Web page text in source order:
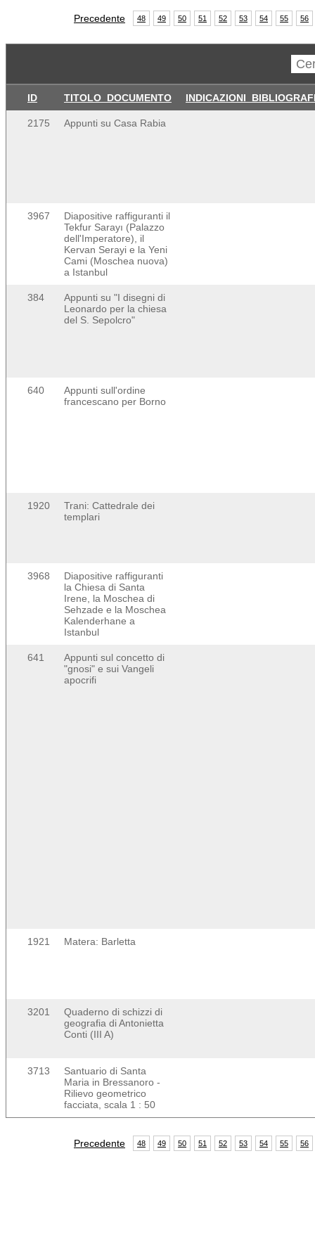
Precedente 48 49 50 51 52 53 54 55 56
ID TITOLO_DOCUMENTO
2175 Appunti su Casa Rabia
3967
Diapositive raffiguranti il
Tekfur Sarayı (Palazzo
dell'Imperatore), il
Kervan Serayi e la Yeni
Cami (Moschea nuova)
a Istanbul
384
Appunti su "I disegni di
Leonardo per la chiesa
del S. Sepolcro"
640
Appunti sull'ordine
francescano per Borno
1920
Trani: Cattedrale dei
templari
3968
Diapositive raffiguranti
la Chiesa di Santa
Irene, la Moschea di
Sehzade e la Moschea
Kalenderhane a
Istanbul
641
Appunti sul concetto di
"gnosi" e sui Vangeli
apocrifi
1921 Matera: Barletta
3201
Quaderno di schizzi di
geografia di Antonietta
Conti (III A)
3713
Santuario di Santa
Maria in Bressanoro -
Rilievo geometrico
facciata, scala 1 : 50
Precedente 48 49 50 51 52 53 54 55 56